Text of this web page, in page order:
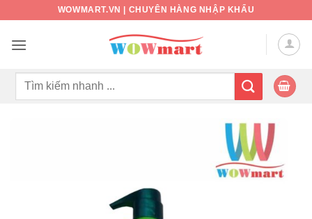
nội
WOWMART.VN | CHUYÊN HÀNG NHẬP KHẨU
Tìm